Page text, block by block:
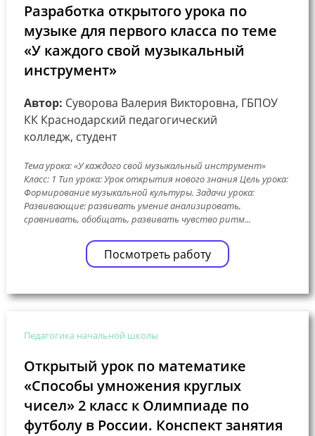
Разработка открытого урока по
музыке для первого класса по теме
«У каждого свой музыкальный
инструмент»
Автор: Суворова Валерия Викторовна, ГБПОУ
КК Краснодарский педагогический
колледж, студент
Тема урока: «У каждого свой музыкальный инструмент»
Класс: 1 Тип урока: Урок открытия нового знания Цель урока:
Формирование музыкальной культуры. Задачи урока:
Развивающие: развивать умение анализировать,
сравнивать, обобщать, развивать чувство ритм...
Посмотреть работу
Педагогика начальной школы
Открытый урок по математике
«Способы умножения круглых
чисел» 2 класс к Олимпиаде по
футболу в России. Конспект занятия